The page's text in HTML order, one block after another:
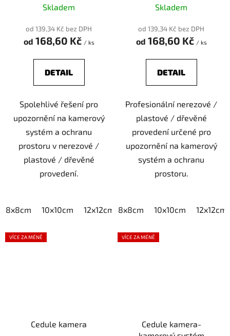
Skladem
od 139,34 Kč bez DPH
od 168,60 Kč / ks
DETAIL
Spolehlivé řešení pro
upozornění na kamerový
systém a ochranu
prostoru v nerezové /
plastové / dřevěné
provedení.
8x8cm 10x10cm 12x12cm 15x15cm 20x20cm
osob
Skladem
od 139,34 Kč bez DPH
od 168,60 Kč / ks
DETAIL
Profesionální nerezové /
plastové / dřevěné
provedení určené pro
upozornění na kamerový
systém a ochranu
prostoru.
8x8cm 10x10cm 12x12cm
VÍCE ZA MÉNĚ
Cedule kamera
VÍCE ZA MÉNĚ
Cedule kamera-